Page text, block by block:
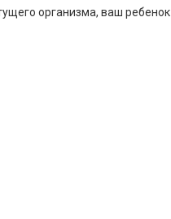
организма, ваш